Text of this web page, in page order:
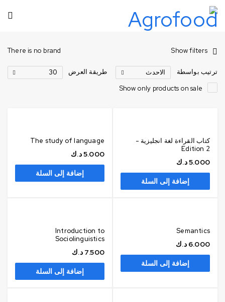
Show filters
There is no brand
ترتيب بواسطة
الاحدث
Show only products on sale
طريقة العرض 30
كتاب القراءة لغة انجليزية -
Edition 2
5.000د.ك
إضافة إلى السلة
The study of language
5.000د.ك
إضافة إلى السلة
Semantics
6.000 د.ك
إضافة إلى السلة
Introduction to
Sociolinguistics
7.500 د.ك
إضافة إلى السلة